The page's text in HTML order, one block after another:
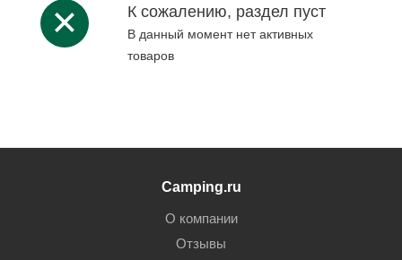
К сожалению, раздел пуст
В данный момент нет активных
товаров
Camping.ru
О компании
Отзывы